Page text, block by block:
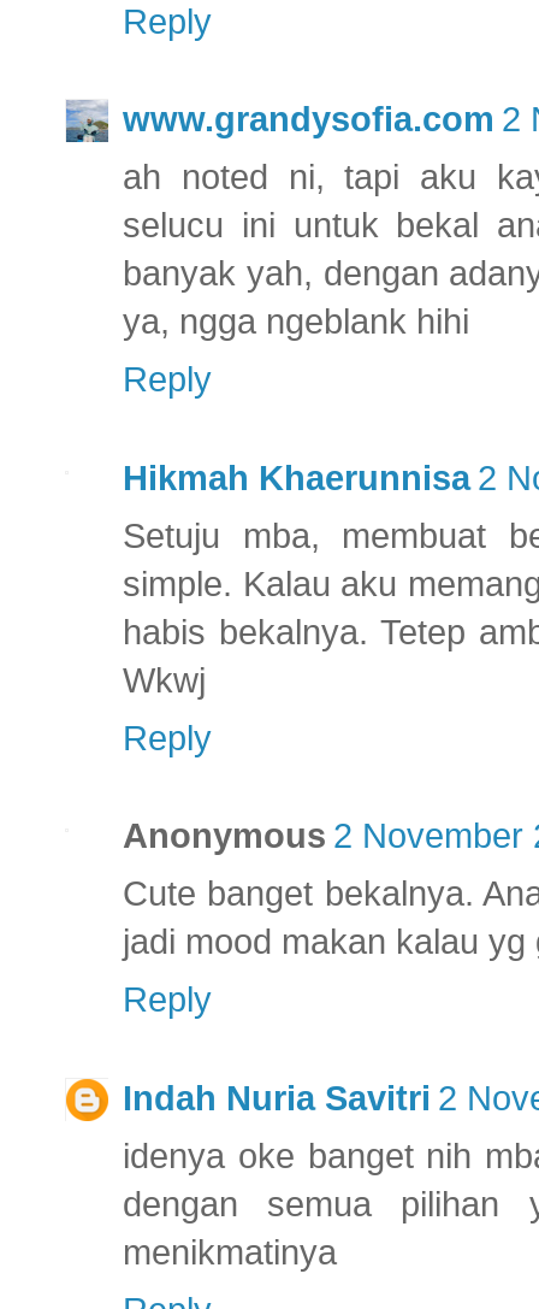
Reply
www.grandysofia.com 2
ah noted ni, tapi aku
selucu ini untuk bekal
banyak yah, dengan
ya, ngga ngeblank hihi
Reply
Hikmah Khaerunnisa 2
Setuju mba, membuat
simple. Kalau aku
habis bekalnya. Tetep
Wkwj
Reply
Anonymous 2 November
Cute banget bekalnya.
jadi mood makan kalau
Reply
Indah Nuria Savitri 2
idenya oke banget nih
dengan semua
menikmatinya